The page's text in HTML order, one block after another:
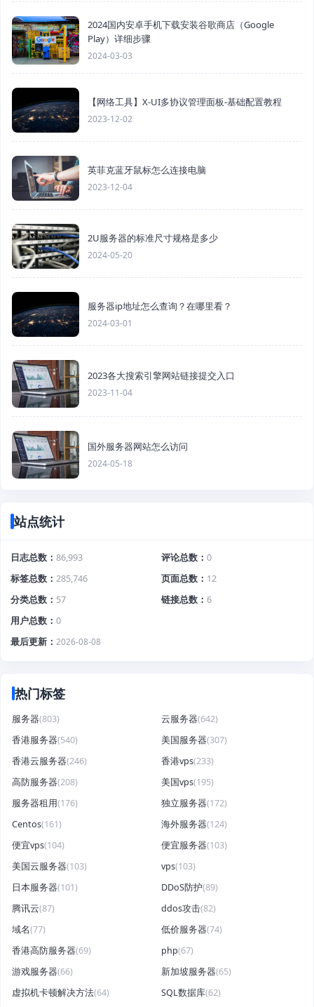
2024国内安卓手机下载安装谷歌商店（Google
Play）详细步骤
2024-03-03
【网络工具】X-UI多协议管理面板-基础配置教程
2023-12-02
英菲克蓝牙鼠标怎么连接电脑
2023-12-04
2U服务器的标准尺寸规格是多少
2024-05-20
服务器ip地址怎么查询？在哪里看？
2024-03-01
2023各大搜索引擎网站链接提交入口
2023-11-04
国外服务器网站怎么访问
2024-05-18
站点统计
日志总数 86,993 评论总数
0
标签总数
285,746 页面总数
12
分类总数
57 链接总数
6
用户总数
0
最后更新
2026-08-08
热门标签
服务器(803) 云服务器(642)
香港服务器(540) 美国服务器(307)
香港云服务器(246) 香港vps(233)
高防服务器(208) 美国vps(195)
服务器租用(176) 独立服务器(172)
Centos(161) 海外服务器(124)
便宜vps(104) 便宜服务器(103)
美国云服务器(103) vps(103)
日本服务器(101) DDoS防护(89)
腾讯云(87) ddos攻击(82)
域名(77) 低价服务器(74)
香港高防服务器(69) php(67)
游戏服务器(66) 新加坡服务器(65)
虚拟机卡顿解决方法(64) SQL数据库(62)